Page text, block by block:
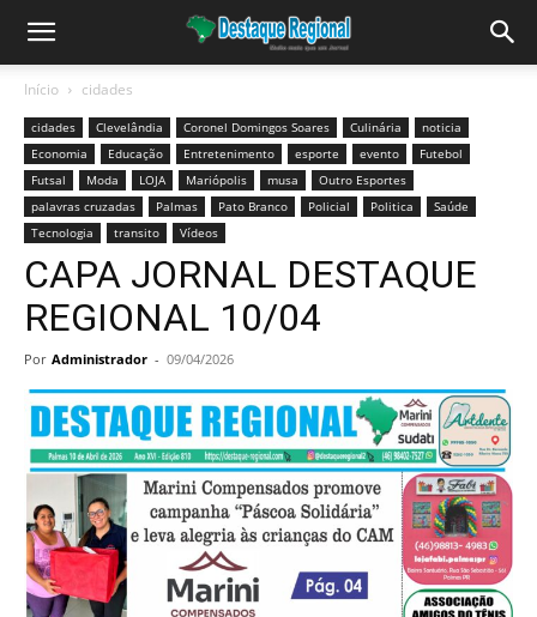
Início cidades
cidades Clevelândia Coronel Domingos Soares Culinária
noticia
Economia
Educação Entretenimento esporte evento
Futebol
Futsal
Moda LOJA Mariópolis musa
Outro Esportes
palavras cruzadas
Palmas Pato Branco Policial Politica
Saúde
Tecnologia
transito Vídeos
CAPA JORNAL DESTAQUE
REGIONAL 10/04
Por Administrador - 09/04/2026